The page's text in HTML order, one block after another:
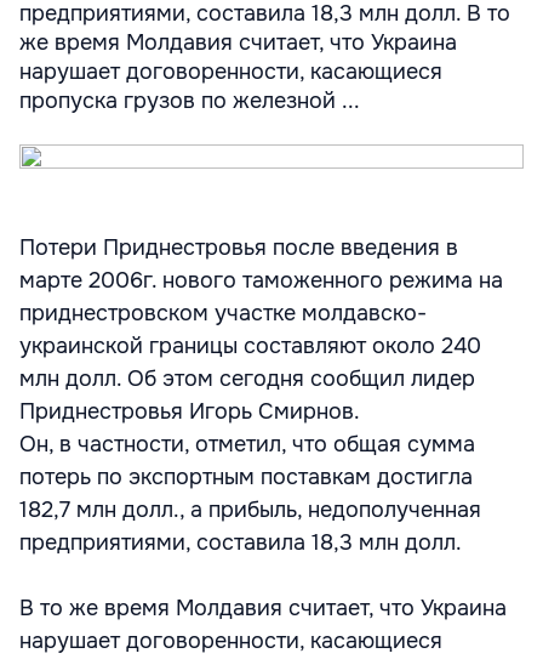
предприятиями, составила 18,3 млн долл. В то
же время Молдавия считает, что Украина
нарушает договоренности, касающиеся
пропуска грузов по железной ...
Потери Приднестровья после введения в
марте 2006г. нового таможенного режима на
приднестровском участке молдавско-
украинской границы составляют около 240
млн долл. Об этом сегодня сообщил лидер
Приднестровья Игорь Смирнов.
Он, в частности, отметил, что общая сумма
потерь по экспортным поставкам достигла
182,7 млн долл., а прибыль, недополученная
предприятиями, составила 18,3 млн долл.
В то же время Молдавия считает, что Украина
нарушает договоренности, касающиеся